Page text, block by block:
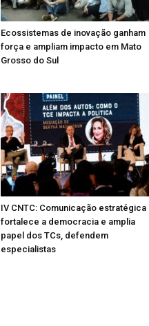
Ecossistemas de inovação ganham
força e ampliam impacto em Mato
Grosso do Sul
IV CNTC: Comunicação estratégica
fortalece a democracia e amplia
papel dos TCs, defendem
especialistas